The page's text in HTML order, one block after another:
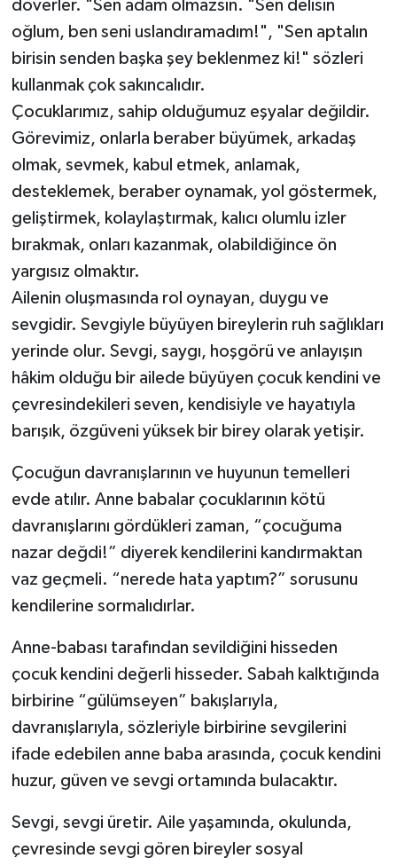
döverler. "Sen adam olmazsın. "Sen delisin
oğlum, ben seni uslandıramadım!", "Sen aptalın
birisin senden başka şey beklenmez ki!" sözleri
kullanmak çok sakıncalıdır.
Çocuklarımız, sahip olduğumuz eşyalar değildir.
Görevimiz, onlarla beraber büyümek, arkadaş
olmak, sevmek, kabul etmek, anlamak,
desteklemek, beraber oynamak, yol göstermek,
geliştirmek, kolaylaştırmak, kalıcı olumlu izler
bırakmak, onları kazanmak, olabildiğince ön
yargısız olmaktır.
Ailenin oluşmasında rol oynayan, duygu ve
sevgidir. Sevgiyle büyüyen bireylerin ruh sağlıkları
yerinde olur. Sevgi, saygı, hoşgörü ve anlayışın
hâkim olduğu bir ailede büyüyen çocuk kendini ve
çevresindekileri seven, kendisiyle ve hayatıyla
barışık, özgüveni yüksek bir birey olarak yetişir.
Çocuğun davranışlarının ve huyunun temelleri
evde atılır. Anne babalar çocuklarının kötü
davranışlarını gördükleri zaman, “çocuğuma
nazar değdi!” diyerek kendilerini kandırmaktan
vaz geçmeli. “nerede hata yaptım?” sorusunu
kendilerine sormalıdırlar.
Anne-babası tarafından sevildiğini hisseden
çocuk kendini değerli hisseder. Sabah kalktığında
birbirine “gülümseyen” bakışlarıyla,
davranışlarıyla, sözleriyle birbirine sevgilerini
ifade edebilen anne baba arasında, çocuk kendini
huzur, güven ve sevgi ortamında bulacaktır.
Sevgi, sevgi üretir. Aile yaşamında, okulunda,
çevresinde sevgi gören bireyler sosyal